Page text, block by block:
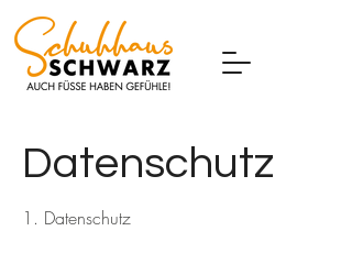
Datenschutz
1. Datenschutz